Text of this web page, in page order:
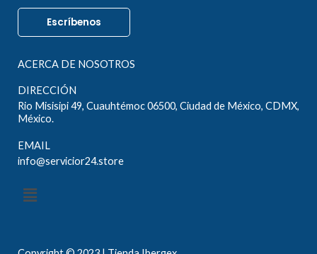
Escríbenos
ACERCA DE NOSOTROS
DIRECCIÓN
Rio Misisipi 49, Cuauhtémoc 06500, Ciudad de México, CDMX,
México.
EMAIL
info@servicior24.store
Menú